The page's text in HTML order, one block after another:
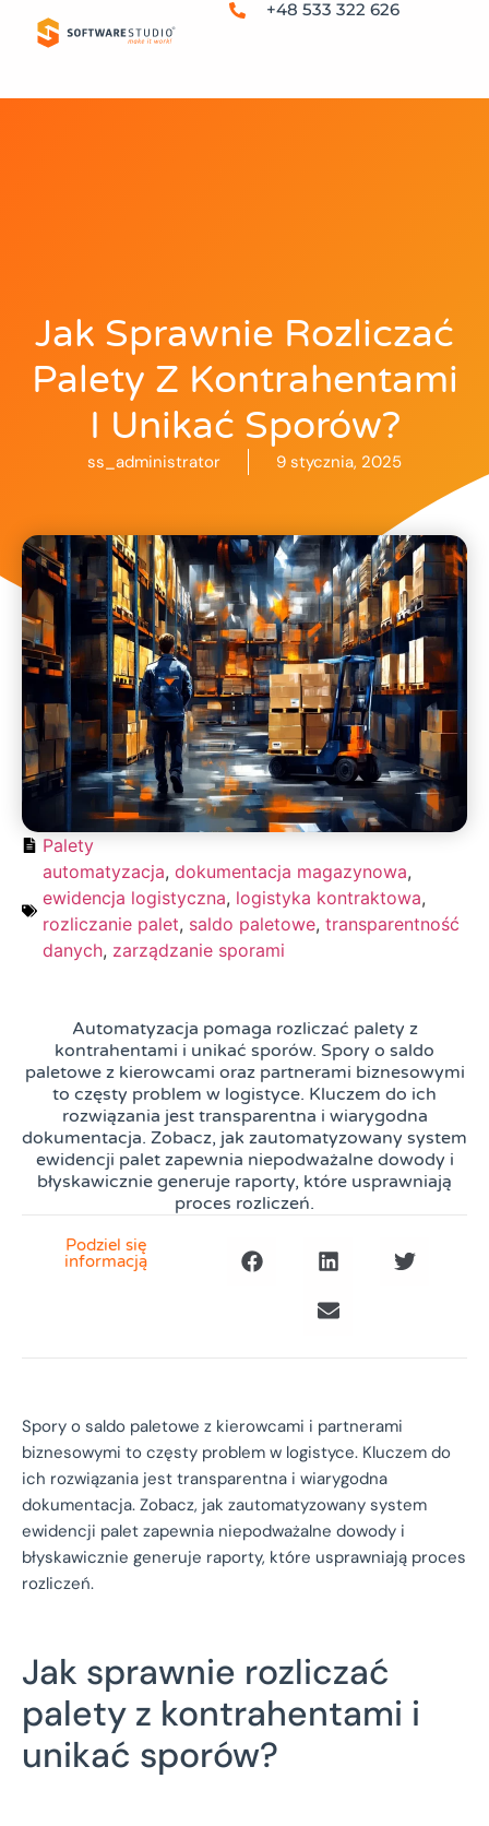
+48 533 322 626
Jak Sprawnie Rozliczać
Palety Z Kontrahentami
I Unikać Sporów?
ss_administrator 9 stycznia, 2025
Palety
automatyzacja, dokumentacja magazynowa,
ewidencja logistyczna, logistyka kontraktowa,
rozliczanie palet, saldo paletowe, transparentność
danych, zarządzanie sporami
Automatyzacja pomaga rozliczać palety z
kontrahentami i unikać sporów. Spory o saldo
paletowe z kierowcami oraz partnerami biznesowymi
to częsty problem w logistyce. Kluczem do ich
rozwiązania jest transparentna i wiarygodna
dokumentacja. Zobacz, jak zautomatyzowany system
ewidencji palet zapewnia niepodważalne dowody i
błyskawicznie generuje raporty, które usprawniają
proces rozliczeń.
Podziel się
informacją
Spory o saldo paletowe z kierowcami i partnerami
biznesowymi to częsty problem w logistyce. Kluczem do
ich rozwiązania jest transparentna i wiarygodna
dokumentacja. Zobacz, jak zautomatyzowany system
ewidencji palet zapewnia niepodważalne dowody i
błyskawicznie generuje raporty, które usprawniają proces
rozliczeń.
Jak sprawnie rozliczać
palety z kontrahentami i
unikać sporów?